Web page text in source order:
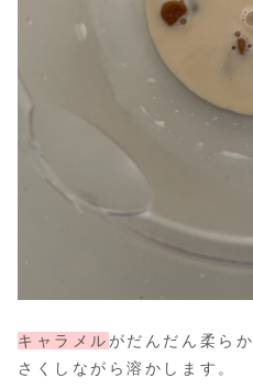
キャラメル がだんだん柔ら
さくしながら溶かします。